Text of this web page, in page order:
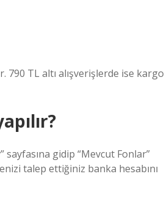
790 TL altı alışverişlerde ise kargo
sayfasına gidip “Mevcut Fonlar”
talep ettiğiniz banka hesabını